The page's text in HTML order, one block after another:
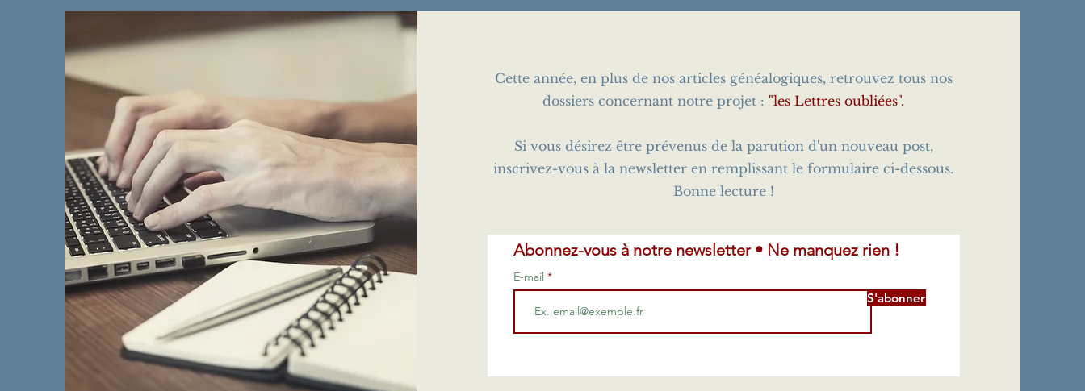
Cette année, en plus de nos articles généalogiques, retrouvez tous nos
dossiers concernant notre projet : "les Lettres oubliées".
Si vous désirez être prévenus de la parution d'un nouveau post,
inscrivez-vous à la newsletter en remplissant le formulaire ci-dessous.
Bonne lecture !
Abonnez-vous à notre newsletter • Ne manquez rien !
E-mail
S'abonner